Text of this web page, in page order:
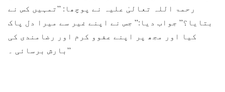
رحمۃ اللہ تعالیٰ علیہ نے پوچھا: ”تمہیں کس نے
بتایا؟” جواب دیا:” جس نے اپنے غیر سے میرا دل پاک
کیا اور مجھ پر اپنے عفوو کرم اور رضامندی کی
بارش برسائی ۔”